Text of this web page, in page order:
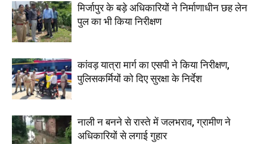
मिर्जापुर के बड़े अधिकारियों ने निर्माणाधीन छह लेन
पुल का भी किया निरीक्षण
कांवड़ यात्रा मार्ग का एसपी ने किया निरीक्षण,
पुलिसकर्मियों को दिए सुरक्षा के निर्देश
नाली न बनने से रास्ते में जलभराव, ग्रामीण ने
अधिकारियों से लगाई गुहार